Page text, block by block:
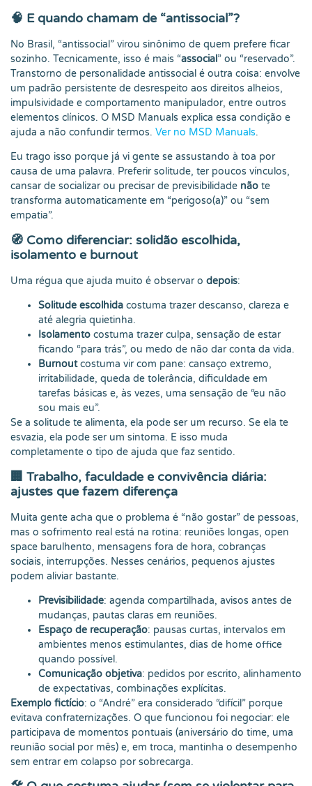
🧠 E quando chamam de “antissocial”?
No Brasil, “antissocial” virou sinônimo de quem prefere ficar
sozinho. Tecnicamente, isso é mais “associal” ou “reservado”.
Transtorno de personalidade antissocial é outra coisa: envolve
um padrão persistente de desrespeito aos direitos alheios,
impulsividade e comportamento manipulador, entre outros
elementos clínicos. O MSD Manuals explica essa condição e
ajuda a não confundir termos. Ver no MSD Manuals.
Eu trago isso porque já vi gente se assustando à toa por
causa de uma palavra. Preferir solitude, ter poucos vínculos,
cansar de socializar ou precisar de previsibilidade não te
transforma automaticamente em “perigoso(a)” ou “sem
empatia”.
🧭 Como diferenciar: solidão escolhida,
isolamento e burnout
Uma régua que ajuda muito é observar o depois:
Solitude escolhida costuma trazer descanso, clareza e
até alegria quietinha.
Isolamento costuma trazer culpa, sensação de estar
ficando “para trás”, ou medo de não dar conta da vida.
Burnoutcostuma vir com pane: cansaço extremo,
irritabilidade, queda de tolerância, dificuldade em
tarefas básicas e, às vezes, uma sensação de “eu não
sou mais eu”.
Se a solitude te alimenta, ela pode ser um recurso. Se ela te
esvazia, ela pode ser um sintoma. E isso muda
completamente o tipo de ajuda que faz sentido.
🏢 Trabalho, faculdade e convivência diária:
ajustes que fazem diferença
Muita gente acha que o problema é “não gostar” de pessoas,
mas o sofrimento real está na rotina: reuniões longas, open
space barulhento, mensagens fora de hora, cobranças
sociais, interrupções. Nesses cenários, pequenos ajustes
podem aliviar bastante.
Previsibilidade: agenda compartilhada, avisos antes de
mudanças, pautas claras em reuniões.
Espaço de recuperação: pausas curtas, intervalos em
ambientes menos estimulantes, dias de home office
quando possível.
Comunicação objetiva: pedidos por escrito, alinhamento
de expectativas, combinações explícitas.
Exemplo fictício: o “André” era considerado “difícil” porque
evitava confraternizações. O que funcionou foi negociar: ele
participava de momentos pontuais (aniversário do time, uma
reunião social por mês) e, em troca, mantinha o desempenho
sem entrar em colapso por sobrecarga.